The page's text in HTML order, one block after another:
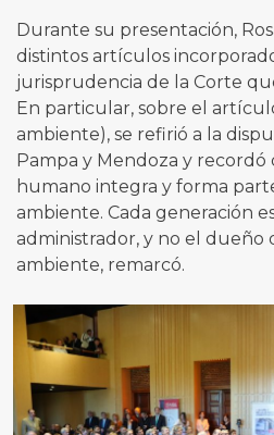
Durante su presentación,
distintos artículos
jurisprudencia de la Corte
En particular, sobre el
ambiente), se refirió a la
Pampa y Mendoza y recordó
humano integra y forma
ambiente. Cada generación
administrador, y no el dueño
ambiente, remarcó.